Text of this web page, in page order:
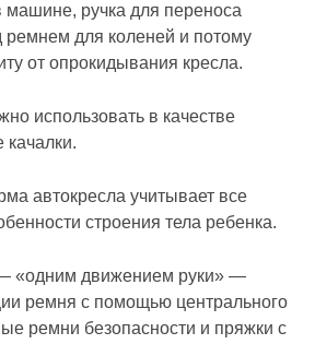
машине, ручка для переноса
ремнем для коленей и потому
от опрокидывания кресла.
использовать в качестве
качалки.
автокресла учитывает все
строения тела ребенка.
«одним движением руки» —
ремня с помощью центрального
ремни безопасности и пряжки с